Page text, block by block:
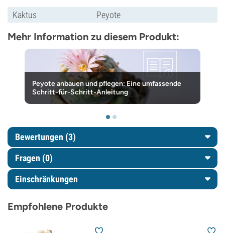
Kaktus Peyote
Mehr Information zu diesem Produkt:
Peyote anbauen und pflegen: Eine umfassende
Schritt-für-Schritt-Anleitung
Bewertungen (3)
Fragen (0)
Einschränkungen
Empfohlene Produkte